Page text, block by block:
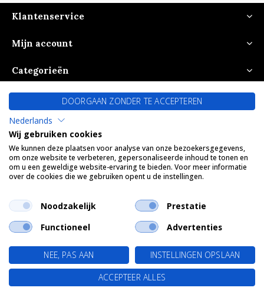
Klantenservice
Mijn account
Categorieën
CALL US
© Copyright2026- Theme ByDMWSxPlus+-RSS-feed
0
DOORGAAN ZONDER TE ACCEPTEREN
Nederlands
Wij gebruiken cookies
We kunnen deze plaatsen voor analyse van onze bezoekersgegevens,
om onze website te verbeteren, gepersonaliseerde inhoud te tonen en
om u een geweldige website-ervaring te bieden. Voor meer informatie
over de cookies die we gebruiken opent u de instellingen.
Noodzakelijk
Prestatie
Functioneel
Advertenties
NEE, PAS AAN
INSTELLINGEN OPSLAAN
ACCEPTEER ALLES